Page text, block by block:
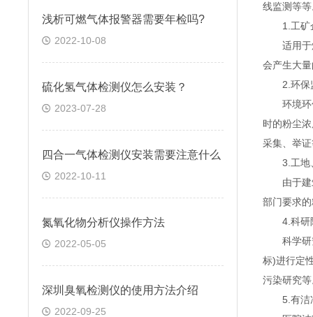
浅析可燃气体报警器需要年检吗?
2022-10-08
硫化氢气体检测仪怎么安装？
2023-07-28
四合一气体检测仪安装需要注意什么
2022-10-11
氮氧化物分析仪操作方法
2022-05-05
深圳臭氧检测仪的使用方法介绍
2022-09-25
线监测等
1.工矿
适用于煤
会产生大
2.环保
环境环保
时的粉尘
采集、举
3.工地、
由于建筑
部门要求
4.科研
科学研究
标)进行定
污染研究
5.有洁净